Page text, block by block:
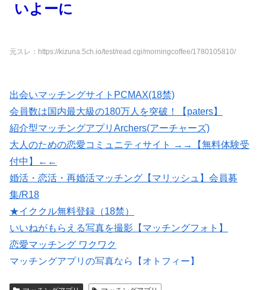
いよーに
元スレ：https://kizuna.5ch.io/test/read.cgi/morningcoffee/1780105810/
出会いマッチングサイトPCMAX(18禁)
会員数は国内最大級の180万人を突破！【paters】
紹介型マッチングアプリArchers(アーチャーズ)
大人のための恋愛コミュニティサイト →→【無料体験受
付中】←←
婚活・恋活・再婚活マッチング【マリッシュ】会員募
集/R18
★イククル無料登録（18禁）
いいねがもらえる写真を撮影【マッチングフォト】
恋愛マッチング ワクワク
マッチングアプリの写真なら【オトフィー】